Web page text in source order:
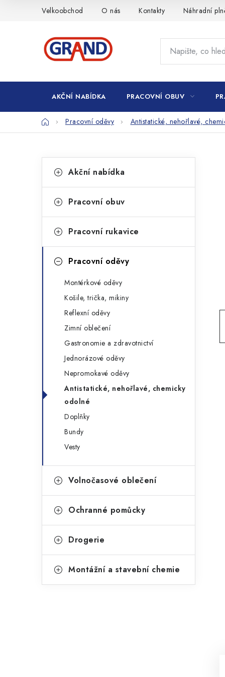
Velkoobchod O nás Kontakty Náhradní
AKČNÍ NABÍDKA PRACOVNÍ OBUV
DomůPracovní oděvy Antistatické, nehořlavé,
o
t
r
e
kategorie
a
e
o
Akční nabídka
Pracovní obuv
Pracovní rukavice
Pracovní oděvy
Montérkové oděvy
Košile, trička, mikiny
Reflexní oděvy
Zimní oblečení
Gastronomie a zdravotnictví
Jednorázové oděvy
Nepromokavé oděvy
Antistatické, nehořlavé, chemicky
odolné
Doplňky
Bundy
Vesty
Volnočasové oblečení
Ochranné pomůcky
Drogerie
Montážní a stavební chemie